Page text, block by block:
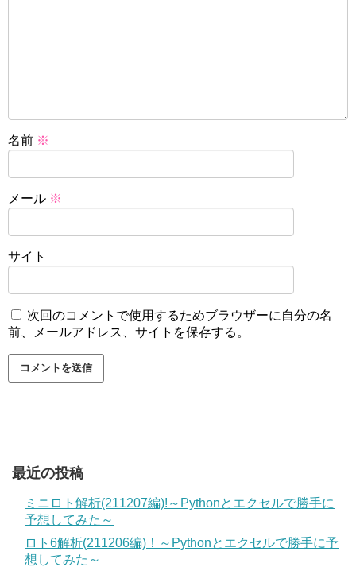
名前 ※
メール ※
サイト
次回のコメントで使用するためブラウザーに自分の名
前、メールアドレス、サイトを保存する。
最近の投稿
ミニロト解析(211207編)!～Pythonとエクセルで勝手に
予想してみた～
ロト6解析(211206編)！～Pythonとエクセルで勝手に予
想してみた～